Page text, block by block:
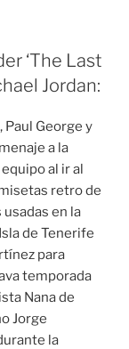
‘The Last
Jordan:
Paul George y
a la
al ir al
retro de
en la
de Tenerife
para
temporada
Nana de
Jorge
la